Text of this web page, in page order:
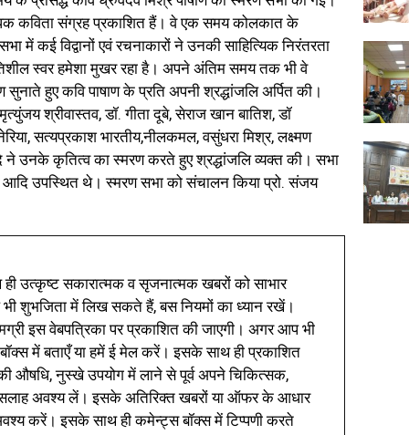
कविता संग्रह प्रकाशित हैं। वे एक समय कोलकात के
कई विद्वानों एवं रचनाकारों ने उनकी साहित्यिक निरंतरता
स्वर हमेशा मुखर रहा है। अपने अंतिम समय तक भी वे
हुए कवि पाषाण के प्रति अपनी श्रद्धांजलि अर्पित की।
श्रीवास्तव, डॉ. गीता दूबे, सेराज खान बातिश, डॉ
सत्यप्रकाश भारतीय,नीलकमल, वसुंधरा मिश्र, लक्ष्मण
ने उनके कृतित्व का स्मरण करते हुए श्रद्धांजलि व्यक्त की। सभा
आदि उपस्थित थे। स्मरण सभा को संचालन किया प्रो. संजय
उत्कृष्ट सकारात्मक व सृजनात्मक खबरों को साभार
शुभजिता में लिख सकते हैं, बस नियमों का ध्यान रखें।
इस वेबपत्रिका पर प्रकाशित की जाएगी। अगर आप भी
में बताएँ या हमें ई मेल करें। इसके साथ ही प्रकाशित
औषधि, नुस्खे उपयोग में लाने से पूर्व अपने चिकित्सक,
सलाह अवश्य लें। इसके अतिरिक्त खबरों या ऑफर के आधार
करें। इसके साथ ही कमेन्ट्स बॉक्स में टिप्पणी करते